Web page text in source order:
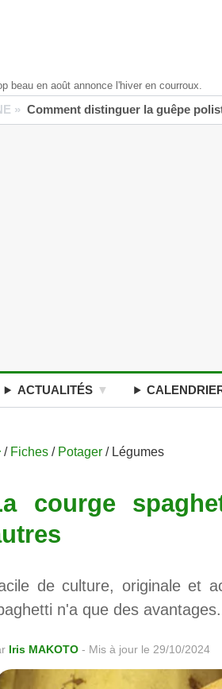
beau en août annonce l'hiver en courroux.
» Comment distinguer la guêpe
ACTUALITÉS
/ Fiches / Potager / Légumes
courge
de culture, originale et
n'a que des
Iris MAKOTO - Mis à jour le 29/10/2024